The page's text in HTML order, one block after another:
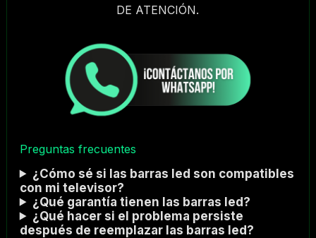
DE ATENCIÓN.
Preguntas frecuentes
¿Cómo sé si las barras led son compatibles
con mi televisor?
¿Qué garantía tienen las barras led?
¿Qué hacer si el problema persiste
después de reemplazar las barras led?